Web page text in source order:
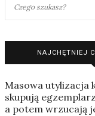
NAJCHĘTNIEJ
Masowa utylizacja
skupują
a potem wrzucają